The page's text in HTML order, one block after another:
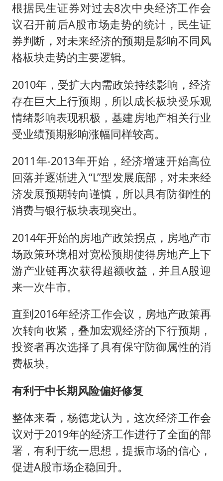
根据民生证券对过去8次中央经济工作会
议召开前后A股市场走势的统计，民生证
券判断，对未来经济的预期是影响不同风
格板块走势的主要逻辑。
2010年，受扩大内需政策持续影响，经济
存在巨大上行预期，所以成长板块受乐观
情绪影响表现积极，基建房地产相关行业
受业绩预期影响涨幅同样较高。
2011年-2013年开始，经济增速开始高位
回落并逐渐进入“L”型发展底部，对未来经
济发展预期转向谨慎，所以具有防御性的
消费与银行板块表现突出。
2014年开始的房地产政策拐点，房地产市
场政策环境相对宽松预期使得房地产上下
游产业链再次获得超额收益，并且A股迎
来一次牛市。
直到2016年经济工作会议，房地产政策再
次转向收紧，叠加宏观经济的下行预期，
投资者再次选择了具有保守防御属性的消
费板块。
有利于中长期风险偏好修复
整体来看，杨德龙认为，这次经济工作会
议对于2019年的经济工作进行了全面的部
署，有利于统一思想，提振市场的信心，
促进A股市场企稳回升。